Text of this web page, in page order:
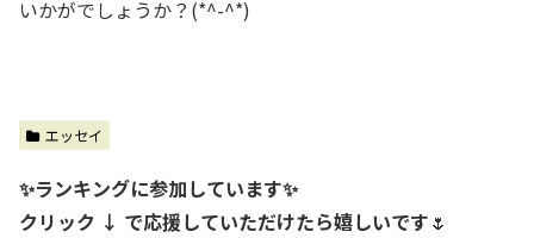
いかがでしょうか？(*^-^*)
エッセイ
✨ランキングに参加しています✨
クリック ↓ で応援していただけたら嬉しいです🌷